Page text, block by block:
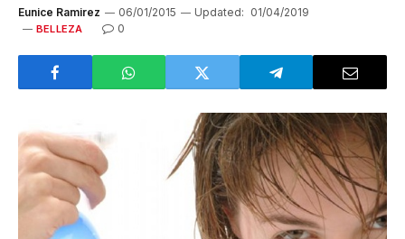
Eunice Ramirez 06/01/2015 Updated: 01/04/2019
BELLEZA 0